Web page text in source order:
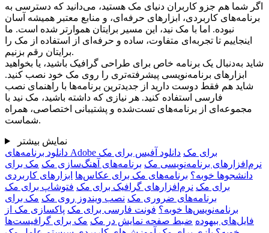
اگر شما هم جزو کاربران دنیای مک هستید، می‌دانید که دسترسی به
برنامه‌های کاربردی، ابزارهای حرفه‌ای، و منابع معتبر همیشه آسان
نبوده. اما با مک نید، این مسیر برایتان هموارتر شده است. ما
اینجاییم تا تجربه‌ای متفاوت، ساده و حرفه‌ای از استفاده از مک را
برایتان رقم بزنیم.
شاید به‌دنبال یک برنامه خاص برای طراحی گرافیک باشید، یا بخواهید
ابزارهای برنامه‌نویسی پیشرفته‌تری را روی مک خود نصب کنید.
شاید هم فقط دوست دارید از جدیدترین برنامه‌ها با راهنمای نصب
فارسی استفاده کنید. هر نیازی که داشته باشید، مک نید با
مجموعه‌ای از برنامه‌های تست‌شده و پشتیبانی اختصاصی، همراه
شماست.
نمایش بیشتر
دانلود برنامه‌های Adobe برای مک دانلود آفیس برای مک
نرم‌افزارهای برنامه‌نویسی مک برنامه‌های آهنگ‌سازی مک مک برای
دانشجو‌ها خوبه؟ برنامه‌‌های مک برای عکاس‌ها ابزارهای کاربردی
برای مک نرم‌افزار‌های گرافیک برای مک فتوشاپ برای مک
برنامه‌های ضروری مک نصب ویندوز روی مک مک برای
برنامه‌نویس‌ها خوبه؟ فونت فارسی برای مک پاکسازی مک از
فایل‌های بیهوده ضبط صفحه نمایش در مک مک برای گرافیست‌ها